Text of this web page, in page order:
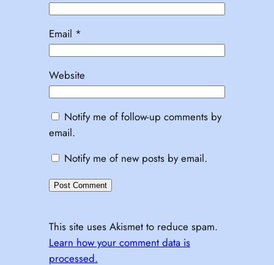
Email *
Website
Notify me of follow-up comments by
email.
Notify me of new posts by email.
This site uses Akismet to reduce spam.
Learn how your comment data is
processed.